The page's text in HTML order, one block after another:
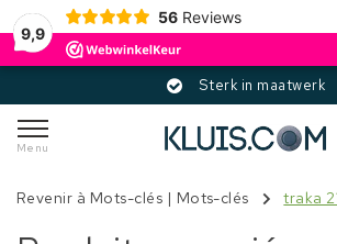
9,9
56 Reviews
Sterk in maatwerk
Menu
Revenir à Mots-clés | Mots-clés traka